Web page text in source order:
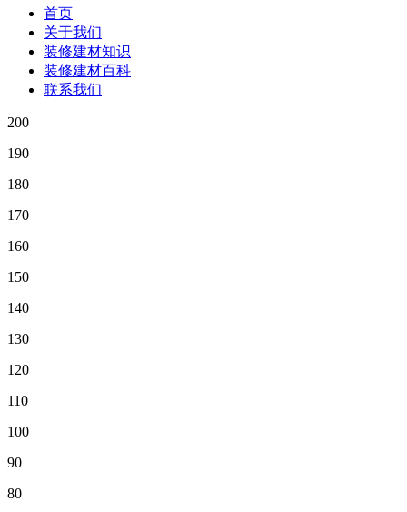
首页
关于我们
装修建材知识
装修建材百科
联系我们
200
190
180
170
160
150
140
130
120
110
100
90
80